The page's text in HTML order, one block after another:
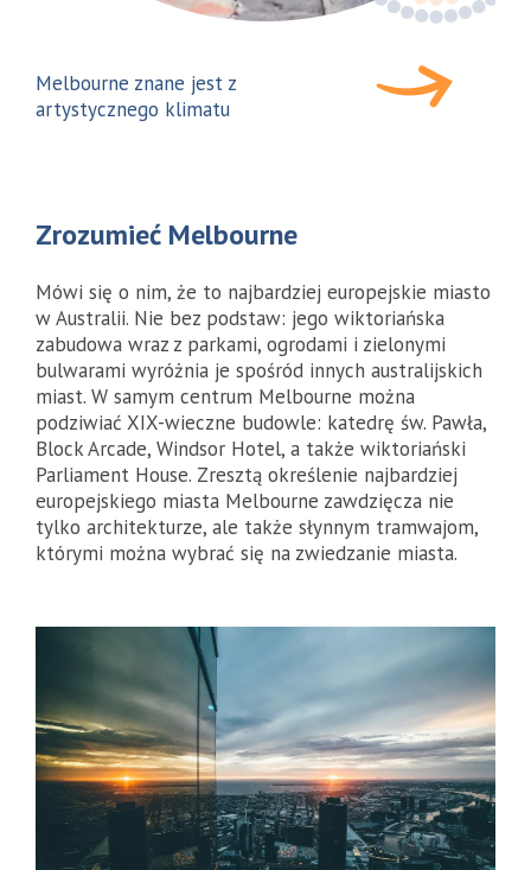
Melbourne znane jest z
artystycznego klimatu
Zrozumieć Melbourne
Mówi się o nim, że to najbardziej europejskie miasto
w Australii. Nie bez podstaw: jego wiktoriańska
zabudowa wraz z parkami, ogrodami i zielonymi
bulwarami wyróżnia je spośród innych australijskich
miast. W samym centrum Melbourne można
podziwiać XIX-wieczne budowle: katedrę św. Pawła,
Block Arcade, Windsor Hotel, a także wiktoriański
Parliament House. Zresztą określenie najbardziej
europejskiego miasta Melbourne zawdzięcza nie
tylko architekturze, ale także słynnym tramwajom,
którymi można wybrać się na zwiedzanie miasta.